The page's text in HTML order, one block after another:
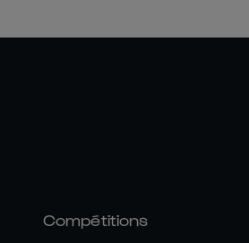
Compétitions